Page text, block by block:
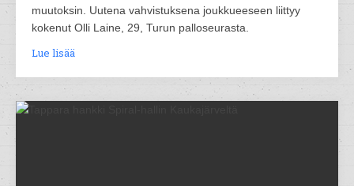
muutoksin. Uutena vahvistuksena joukkueeseen liittyy
kokenut Olli Laine, 29, Turun palloseurasta.
Lue lisää